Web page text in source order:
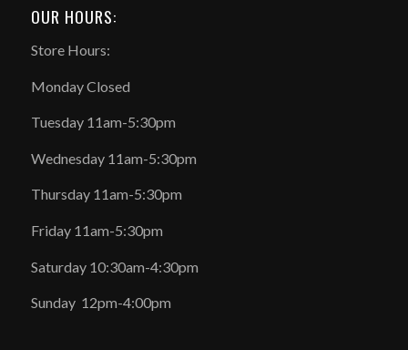
OUR HOURS:
Store Hours:
Monday Closed
Tuesday 11am-5:30pm
Wednesday 11am-5:30pm
Thursday 11am-5:30pm
Friday 11am-5:30pm
Saturday 10:30am-4:30pm
Sunday 12pm-4:00pm